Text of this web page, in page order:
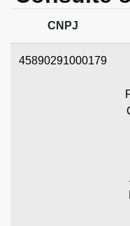
CNPJ
45890291000179